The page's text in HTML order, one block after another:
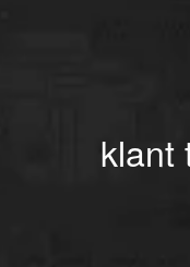
klant